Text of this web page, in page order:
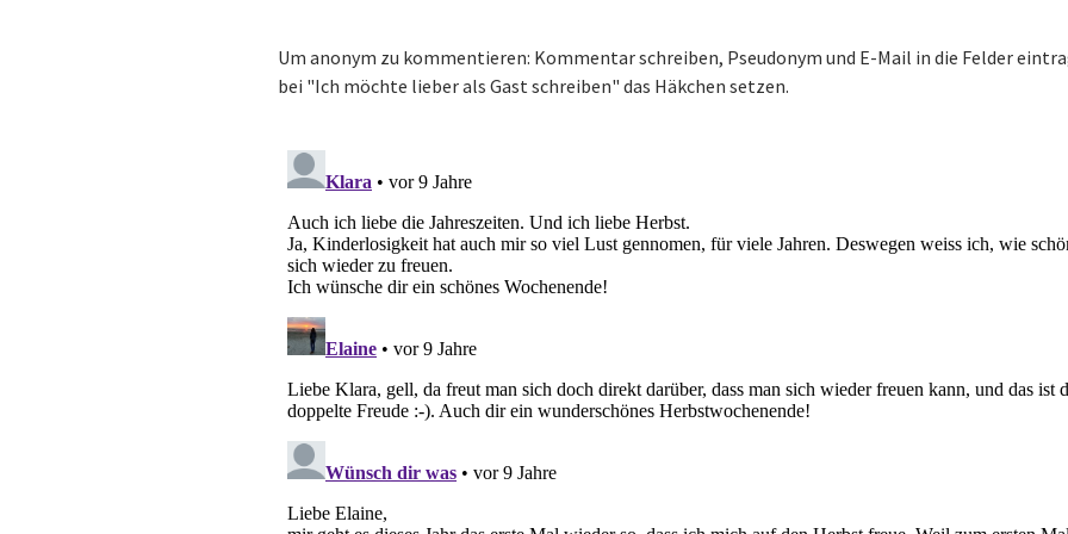
Um anonym zu kommentieren: Kommentar schreiben, Pseudonym und E-Mail in die Felder
bei "Ich möchte lieber als Gast schreiben" das Häkchen setzen.